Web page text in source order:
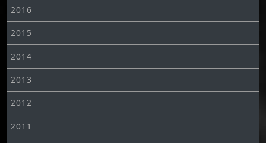
2016
2015
2014
2013
2012
2011